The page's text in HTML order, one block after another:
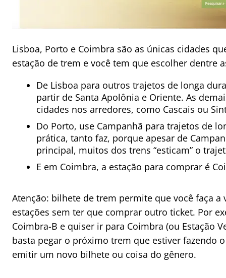
Lisboa, Porto e Coimbra são as únicas cidades
estação de trem e você tem que escolher dentre
De Lisboa para outros trajetos de longa
partir de Santa Apolônia e Oriente. As
cidades nos arredores, como Cascais ou
Do Porto, use Campanhã para trajetos de
prática, tanto faz, porque apesar de
principal, muitos dos trens “esticam” o
E em Coimbra, a estação para comprar é
Atenção: bilhete de trem permite que você faça a
estações sem ter que comprar outro ticket. Por
Coimbra-B e quiser ir para Coimbra (ou Estação
basta pegar o próximo trem que estiver fazendo
emitir um novo bilhete ou coisa do gênero.